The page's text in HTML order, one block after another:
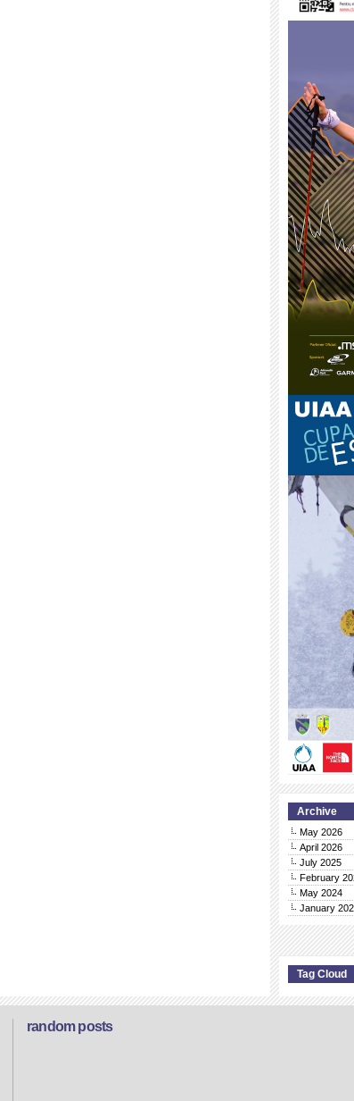
Archive
May 2026
April 2026
July 2025
February
May 2024
January
Tag Cloud
random posts